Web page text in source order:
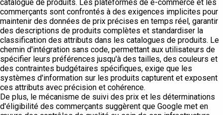
catalogue de produits. Les plateformes de e-commerce et les
commerçants sont confrontés à des exigences implicites pour
maintenir des données de prix précises en temps réel, garantir
des descriptions de produits complètes et standardiser la
classification des attributs dans les catalogues de produits. Le
chemin d'intégration sans code, permettant aux utilisateurs de
spécifier leurs préférences jusqu'à des tailles, des couleurs et
des contraintes budgétaires spécifiques, exige que les
systèmes d'information sur les produits capturent et exposent
ces attributs avec précision et cohérence.
De plus, le mécanisme de suivi des prix et les déterminations
d'éligibilité des commerçants suggèrent que Google met en